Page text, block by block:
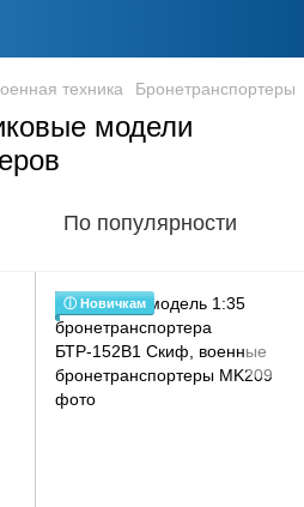
техника Бронетранспортеры
модели
По популярности
ⓘ Новичкам